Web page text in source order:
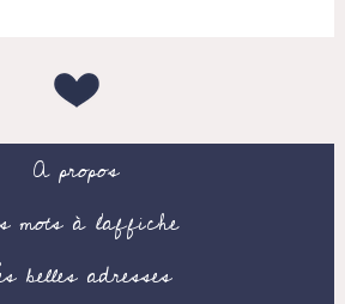
A propos
mots à l’affiche
belles adresses